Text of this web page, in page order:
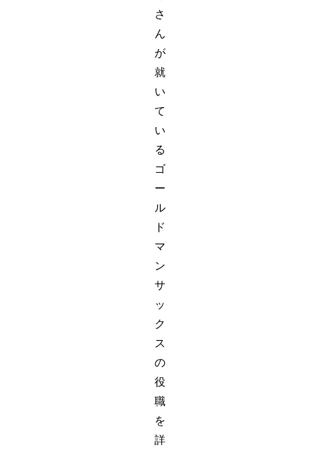
さ
ん
が
就
い
て
い
る
ゴ
ー
ル
ド
マ
ン
サ
ッ
ク
ス
の
役
職
を
詳